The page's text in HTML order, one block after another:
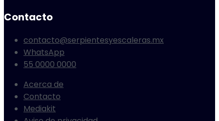
Contacto
contacto@serpientesyescaleras.mx
WhatsApp
55 0000 0000
Acerca de
Contacto
Mediakit